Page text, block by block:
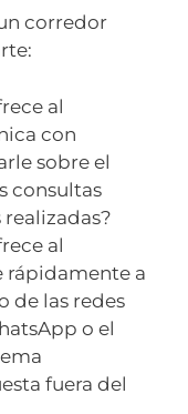
corredor
al
con
sobre el
consultas
al
rápidamente a
de las redes
o el
fuera del